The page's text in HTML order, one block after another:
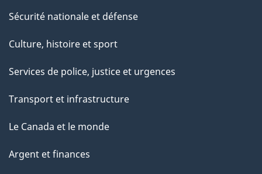
Sécurité nationale et défense
Culture, histoire et sport
Services de police, justice et urgences
Transport et infrastructure
Le Canada et le monde
Argent et finances